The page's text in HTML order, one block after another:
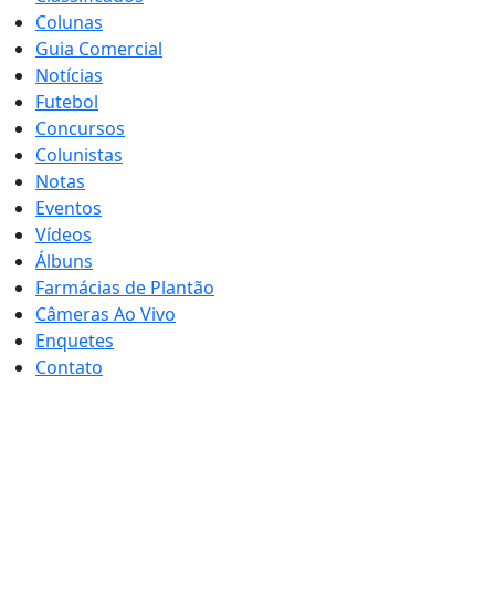
Colunas
Guia Comercial
Notícias
Futebol
Concursos
Colunistas
Notas
Eventos
Vídeos
Álbuns
Farmácias de Plantão
Câmeras Ao Vivo
Enquetes
Contato